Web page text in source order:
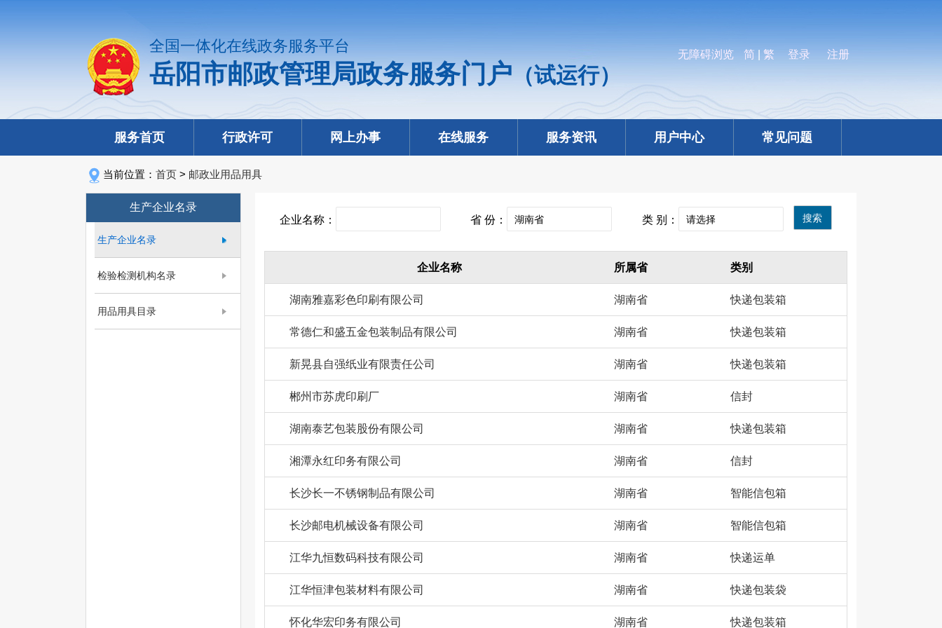
全国一体化在线政务服务平台
岳阳市邮政管理局政务服务门户（试运行）
无障碍浏览 简 繁 登录 注册
服务首页 行政许可 网上办事 在线服务 服务资讯 用户中心 常见问题
当前位置： 首页 > 邮政业用品用具
生产企业名录
生产企业名录
检验检测机构名录
用品用具目录
企业名称： 省 份： 类 别： 搜索
企业名称 所属省 类别
湖南雅嘉彩色印刷有限公司 湖南省 快递包装箱
常德仁和盛五金包装制品有限公司 湖南省 快递包装箱
新晃县自强纸业有限责任公司 湖南省 快递包装箱
郴州市苏虎印刷厂 湖南省 信封
湖南泰艺包装股份有限公司 湖南省 快递包装箱
湘潭永红印务有限公司 湖南省 信封
长沙长一不锈钢制品有限公司 湖南省 智能信包箱
长沙邮电机械设备有限公司 湖南省 智能信包箱
江华九恒数码科技有限公司 湖南省 快递运单
江华恒津包装材料有限公司 湖南省 快递包装袋
怀化华宏印务有限公司 湖南省 快递包装箱